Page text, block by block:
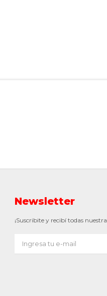
Newsletter
¡Suscribite y recibí todas